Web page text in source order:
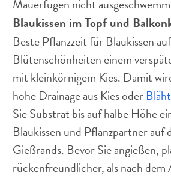
Mauerfugen nicht
Blaukissen im Topf und
Beste Pflanzzeit für Blaukissen
Blütenschönheiten einem
mit kleinkörnigem Kies. Damit
hohe Drainage aus Kies oder
Sie Substrat bis auf halbe Höhe
Blaukissen und Pflanzpartner
Gießrands. Bevor Sie angießen,
rückenfreundlicher, als nach dem